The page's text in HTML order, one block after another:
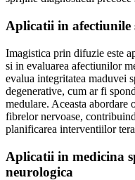
Aplicatii in afectiunile
Imagistica prin difuzie este
si in evaluarea afectiunilor
evalua integritatea maduvei
degenerative, cum ar fi
medulare. Aceasta abordare
fibrelor nervoase,
planificarea interventiilor
Aplicatii in medicina
neurologica